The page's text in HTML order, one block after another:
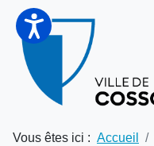
Vous êtes ici : Accueil